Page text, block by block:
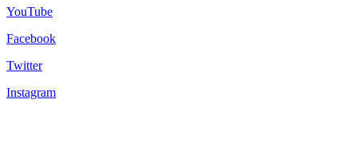
YouTube
Facebook
Twitter
Instagram